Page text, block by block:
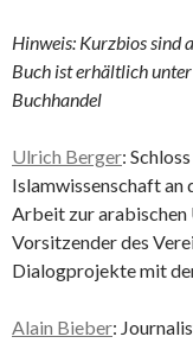
Hinweis: Kurzbios sind
Buch ist erhältlich unter
Buchhandel
Ulrich Berger:
Islamwissenschaft
Arbeit zur arabischen
Vorsitzender des
Dialogprojekte mit
Alain Bieber: